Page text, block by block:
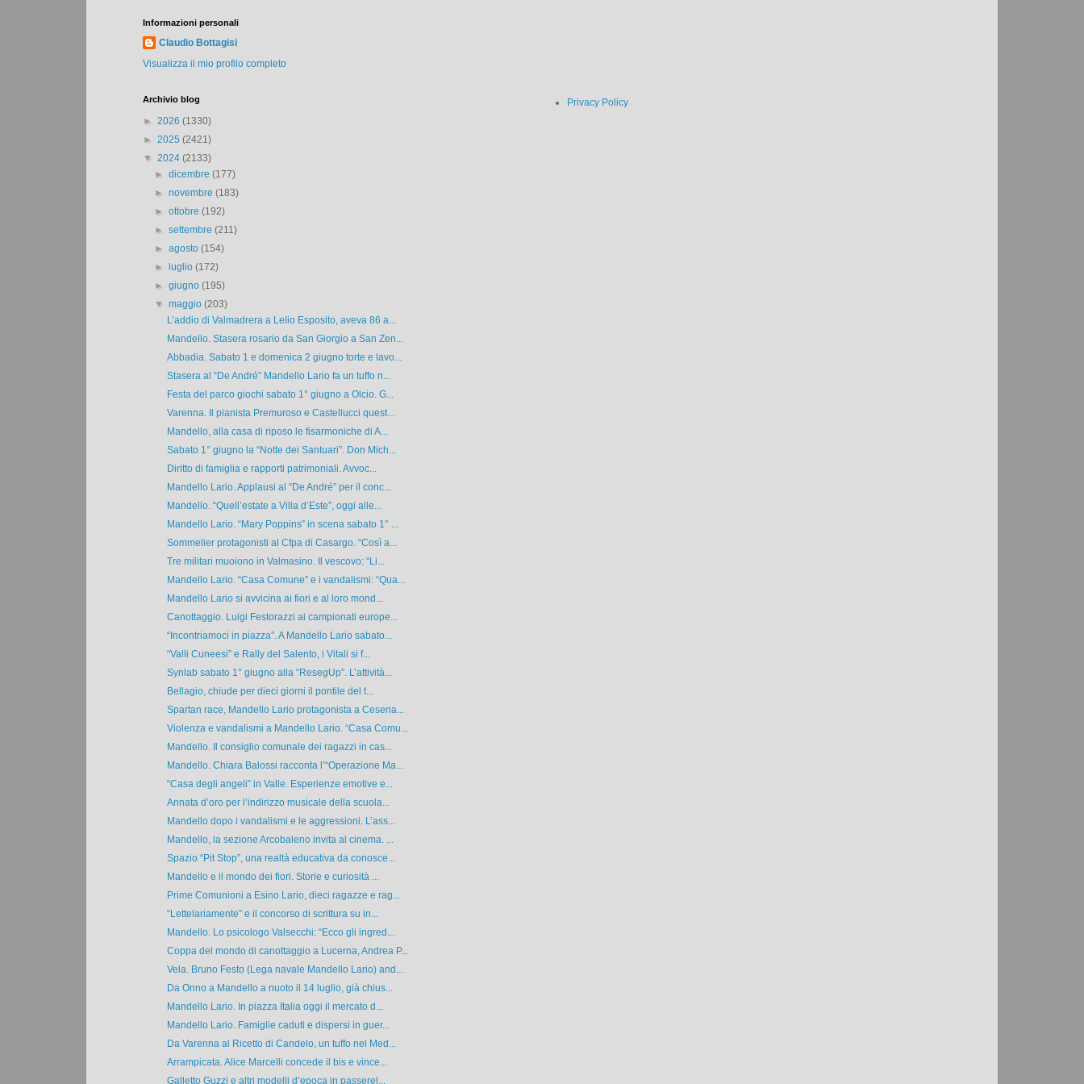
Informazioni personali
Claudio Bottagisi
Visualizza il mio profilo completo
Archivio blog
► 2026 (1330)
► 2025 (2421)
▼ 2024 (2133)
►dicembre(177)
►novembre(183)
►ottobre(192)
►settembre(211)
►agosto(154)
►
luglio(172)
►giugno(195)
▼maggio(203)
L’addio di Valmadrera a Lelio Esposito, aveva 86 a...
Mandello. Stasera rosario da San Giorgio a San Zen...
Abbadia. Sabato 1 e domenica 2 giugno torte e lavo...
Stasera al “De André” Mandello Lario fa un tuffo n...
Festa del parco giochi sabato 1° giugno a Olcio. G...
Varenna. Il pianista Premuroso e Castellucci quest...
Mandello, alla casa di riposo le fisarmoniche di A...
Sabato 1° giugno la “Notte dei Santuari”. Don Mich...
Diritto di famiglia e rapporti patrimoniali. Avvoc...
Mandello Lario. Applausi al “De André” per il conc...
Mandello. “Quell’estate a Villa d’Este”, oggi alle...
Mandello Lario. “Mary Poppins” in scena sabato 1° ...
Sommelier protagonisti al Cfpa di Casargo. “Così a...
Tre militari muoiono in Valmasino. Il vescovo: “Li...
Mandello Lario. “Casa Comune” e i vandalismi: “Qua...
Mandello Lario si avvicina ai fiori e al loro mond...
Canottaggio. Luigi Festorazzi ai campionati europe...
“Incontriamoci in piazza”. A Mandello Lario sabato...
“Valli Cuneesi” e Rally del Salento, i Vitali si f...
Synlab sabato 1° giugno alla “ResegUp”. L’attività...
Bellagio, chiude per dieci giorni il pontile del t...
Spartan race, Mandello Lario protagonista a Cesena...
Violenza e vandalismi a Mandello Lario. “Casa Comu...
Mandello. Il consiglio comunale dei ragazzi in cas...
Mandello. Chiara Balossi racconta l’“Operazione Ma...
“Casa degli angeli” in Valle. Esperienze emotive e...
Annata d’oro per l’indirizzo musicale della scuola...
Mandello dopo i vandalismi e le aggressioni. L’ass...
Mandello, la sezione Arcobaleno invita al cinema. ...
Spazio “Pit Stop”, una realtà educativa da conosce...
Mandello e il mondo dei fiori. Storie e curiosità ...
Prime Comunioni a Esino Lario, dieci ragazze e rag...
“Lettelariamente” e il concorso di scrittura su in...
Mandello. Lo psicologo Valsecchi: “Ecco gli ingred...
Coppa del mondo di canottaggio a Lucerna, Andrea P...
Vela. Bruno Festo (Lega navale Mandello Lario) and...
Da Onno a Mandello a nuoto il 14 luglio, già chius...
Mandello Lario. In piazza Italia oggi il mercato d...
Mandello Lario. Famiglie caduti e dispersi in guer...
Da Varenna al Ricetto di Candelo, un tuffo nel Med...
Arrampicata. Alice Marcelli concede il bis e vince...
Galletto Guzzi e altri modelli d’epoca in passerel...
Privacy Policy